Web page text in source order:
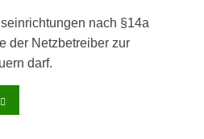
nach §14a
der Netzbetreiber zur
darf.